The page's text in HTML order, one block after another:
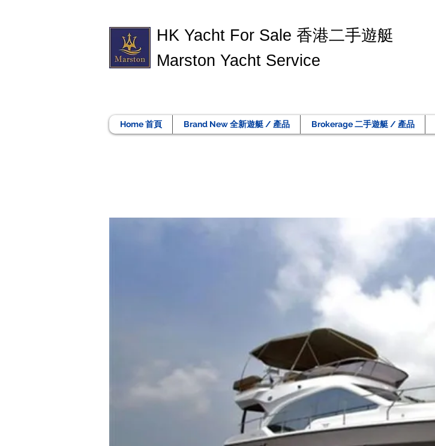
​HK Yacht For Sale 香港二手遊艇
Marston Yacht Service
Home 首頁 Brand New 全新遊艇 / 產品 Brokerage 二手遊艇 / 產品